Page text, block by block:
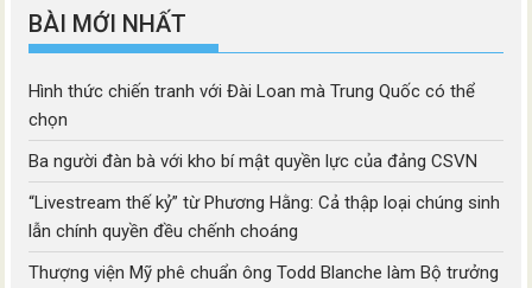
BÀI MỚI NHẤT
Hình thức chiến tranh với Đài Loan mà Trung Quốc có thể
chọn
Ba người đàn bà với kho bí mật quyền lực của đảng CSVN
“Livestream thế kỷ” từ Phương Hằng: Cả thập loại chúng sinh
lẫn chính quyền đều chếnh choáng
Thượng viện Mỹ phê chuẩn ông Todd Blanche làm Bộ trưởng